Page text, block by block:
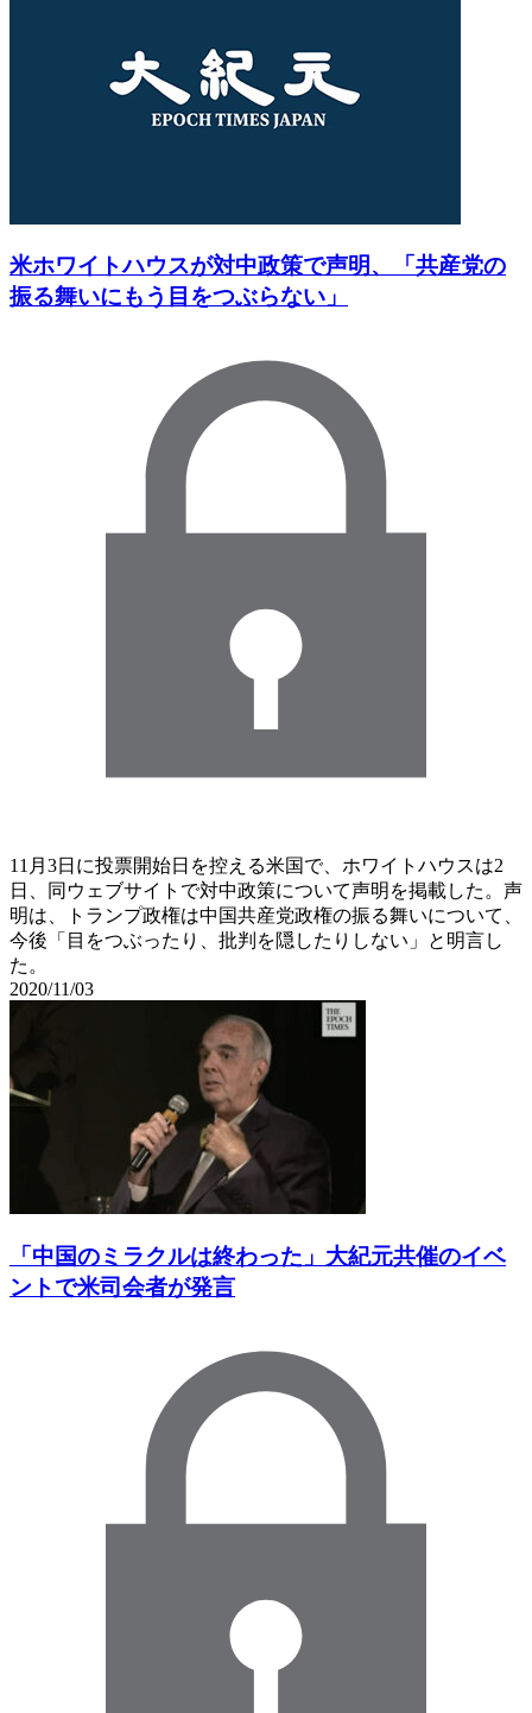
米ホワイトハウスが対中政策で声明、「共産党の
振る舞いにもう目をつぶらない」
11月3日に投票開始日を控える米国で、ホワイトハウスは2
日、同ウェブサイトで対中政策について声明を掲載した。声
明は、トランプ政権は中国共産党政権の振る舞いについて、
今後「目をつぶったり、批判を隠したりしない」と明言し
た。
2020/11/03
「中国のミラクルは終わった」大紀元共催のイベ
ントで米司会者が発言